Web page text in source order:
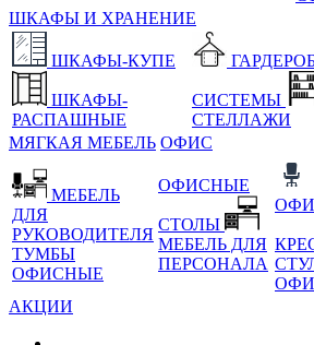
ШКАФЫ И ХРАНЕНИЕ
ШКАФЫ-КУПЕ
ШКАФЫ-
РАСПАШНЫЕ
СИСТЕМЫ
СТЕЛЛАЖИ
МЯГКАЯ МЕБЕЛЬ ОФИС
МЕБЕЛЬ
ДЛЯ
РУКОВОДИТЕЛЯ
ТУМБЫ
ОФИСНЫЕ
ОФИСНЫЕ
СТОЛЫ
МЕБЕЛЬ ДЛЯ
ПЕРСОНАЛА
АКЦИИ